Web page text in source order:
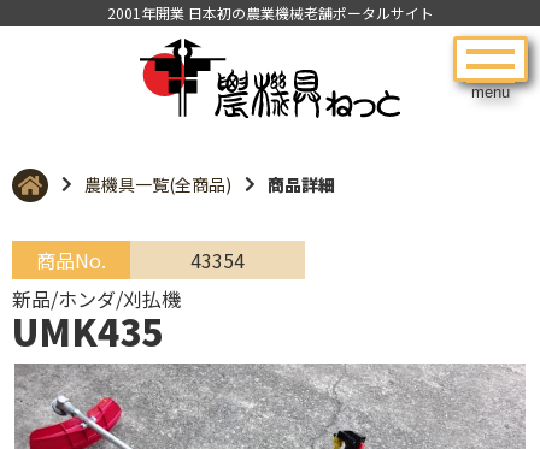
menu
2001年開業 日本初の農業機械老舗ポータルサイト
農機具一覧(全商品) 商品詳細
商品No.
43354
新品/ホンダ/刈払機
UMK435